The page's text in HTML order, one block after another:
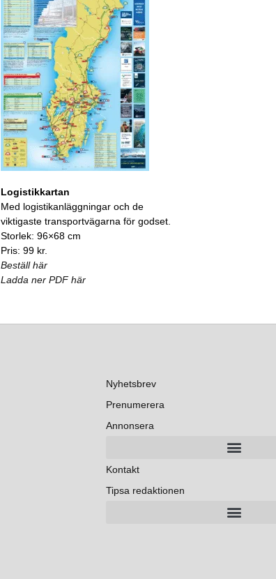
Logistikkartan
Med logistikanläggningar och de
viktigaste transportvägarna för godset.
Storlek: 96×68 cm
Pris: 99 kr.
Beställ här
Ladda ner PDF här
Nyhetsbrev
Prenumerera
Annonsera
Kontakt
Tipsa redaktionen